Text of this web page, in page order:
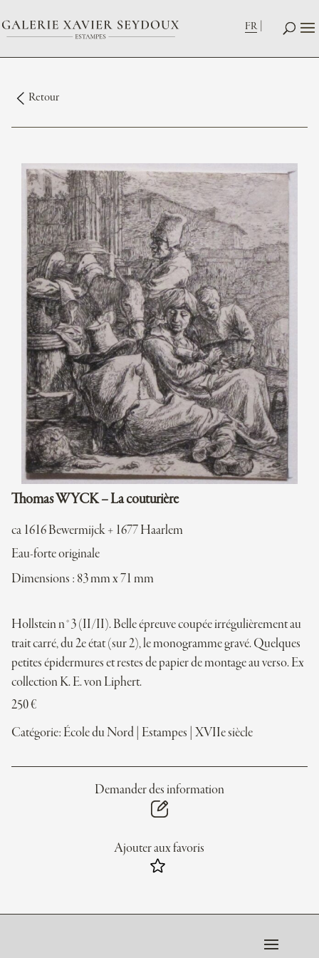
FR
Retour
Thomas WYCK – La couturière
ca 1616 Bewermijck + 1677 Haarlem
Eau-forte originale
Dimensions : 83 mm x 71 mm
Hollstein n°3 (II/II). Belle épreuve coupée irrégulièrement au
trait carré, du 2e état (sur 2), le monogramme gravé. Quelques
petites épidermures et restes de papier de montage au verso. Ex
collection K. E. von Liphert.
250€
Catégorie: École du Nord Estampes XVIIe siècle
Demander des information
Ajouter aux favoris